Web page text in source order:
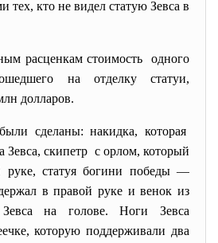
тех, кто не видел статую Зевса в
расценкам стоимость одного
на отделку статуи,
долларов.
сделаны: накидка, которая
Зевса, скипетр с орлом, который
руке, статуя богини победы —
в правой руке и венок из
на голове. Ноги Зевса
которую поддерживали два